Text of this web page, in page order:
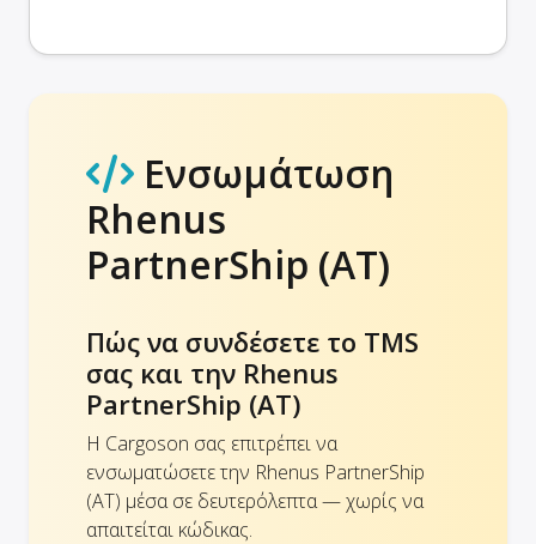
Ενσωμάτωση
Rhenus
PartnerShip (AT)
Πώς να συνδέσετε το TMS
σας και την Rhenus
PartnerShip (AT)
Η Cargoson σας επιτρέπει να
ενσωματώσετε την Rhenus PartnerShip
(AT) μέσα σε δευτερόλεπτα — χωρίς να
απαιτείται κώδικας.